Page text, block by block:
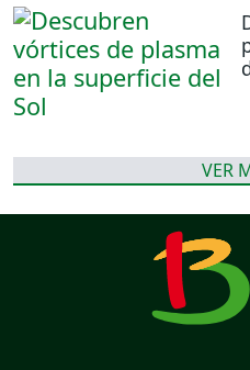
VER